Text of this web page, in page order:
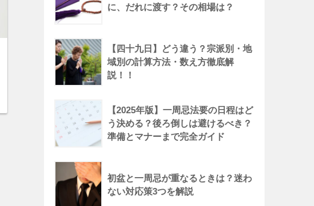
に、だれに渡す？その相場は？
【四十九日】どう違う？宗派別・地
域別の計算方法・数え方徹底解
説！！
【2025年版】一周忌法要の日程はど
う決める？後ろ倒しは避けるべき？
準備とマナーまで完全ガイド
初盆と一周忌が重なるときは？迷わ
ない対応策3つを解説